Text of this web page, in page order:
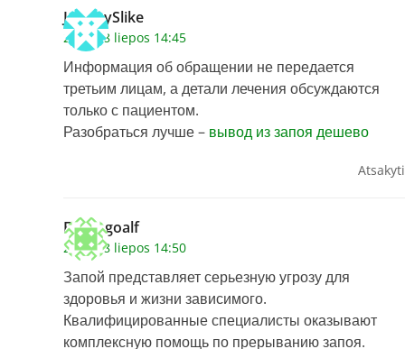
JohnnySlike
2026 28 liepos 14:45
Информация об обращении не передается
третьим лицам, а детали лечения обсуждаются
только с пациентом.
Разобраться лучше – вывод из запоя дешево
Atsakyti
Edwingoalf
2026 28 liepos 14:50
Запой представляет серьезную угрозу для
здоровья и жизни зависимого.
Квалифицированные специалисты оказывают
комплексную помощь по прерыванию запоя.